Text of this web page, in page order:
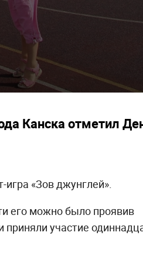
Канска отметил
«Зов джунглей».
его можно было проявив
участие